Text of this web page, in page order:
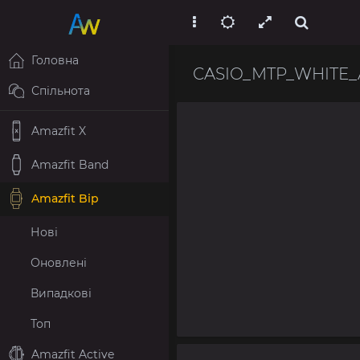
Головна
Спільнота
Amazfit X
Amazfit Band
Amazfit Bip
Нові
Оновлені
Випадкові
Топ
Amazfit Active